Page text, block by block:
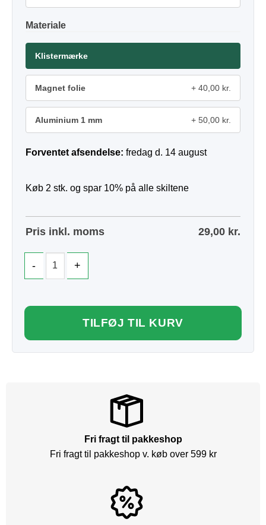
Materiale
Klistermærke
Magnet folie 40,00 kr.
Aluminium 1 mm 50,00 kr.
Forventet afsendelse: fredag d. 14 august
Køb 2 stk. og spar 10% på alle skiltene
Pris inkl. moms 29,00 kr.
TILFØJ TIL KURV
Fri fragt til pakkeshop
Fri fragt til pakkeshop v. køb over 599 kr